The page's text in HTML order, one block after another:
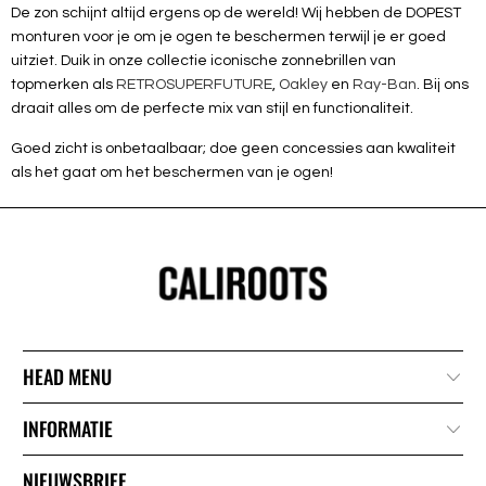
De zon schijnt altijd ergens op de wereld! Wij hebben de DOPEST
monturen voor je om je ogen te beschermen terwijl je er goed
uitziet. Duik in onze collectie iconische zonnebrillen van
topmerken als RETROSUPERFUTURE, Oakley en Ray-Ban. Bij ons
draait alles om de perfecte mix van stijl en functionaliteit.
Goed zicht is onbetaalbaar; doe geen concessies aan kwaliteit
als het gaat om het beschermen van je ogen!
HEAD MENU
INFORMATIE